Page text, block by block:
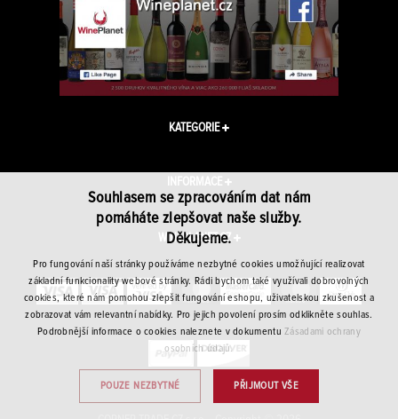
KATEGORIE
INFORMACE
WINEPLANET.CZ
Souhlasem se zpracováním dat nám
pomáháte zlepšovat naše služby.
Děkujeme.
Pro fungování naší stránky používáme nezbytné cookies umožňující realizovat
základní funkcionality webové stránky. Rádi bychom také využívali dobrovolných
cookies, které nám pomohou zlepšit fungování eshopu, uživatelskou zkušenost a
zobrazovat vám relevantní nabídky. Pro jejich povolení prosím odklikněte souhlas.
Podrobnější informace o cookies naleznete v dokumentuZásadami ochrany
osobních údajů.
PŘIJMOUT VŠE
POUZE NEZBYTNÉ